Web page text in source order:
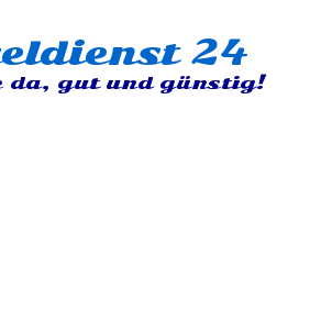
24
da, gut und günstig!